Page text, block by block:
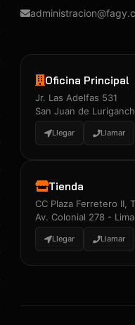
Oficina Principal
Jr. Las Adelfas 531
San Juan de
Llegar Llamar
Tienda
CC Plaza Ferretero II,
Av. Colonial 278 - Lima
Llegar Llamar